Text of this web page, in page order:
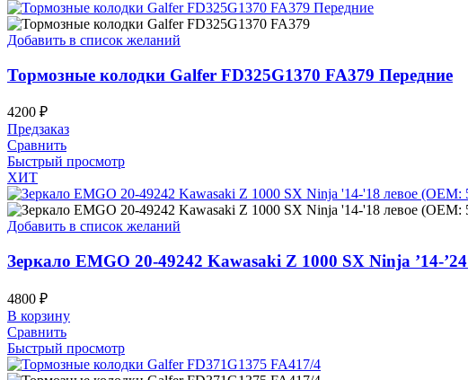
Добавить в список желаний
Тормозные колодки Galfer FD325G1370 FA379 Передние
4200 ₽
Предзаказ
Сравнить
Быстрый просмотр
ХИТ
Добавить в список желаний
Зеркало EMGO 20-49242 Kawasaki Z 1000 SX Ninja ’14-
4800 ₽
В корзину
Сравнить
Быстрый просмотр